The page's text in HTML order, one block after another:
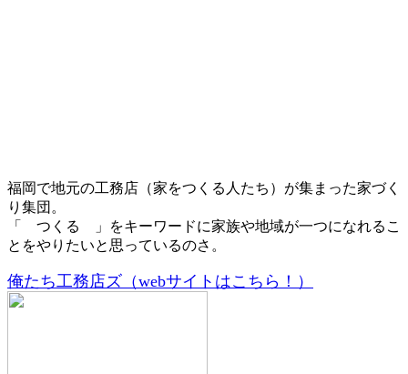
福岡で地元の工務店（家をつくる人たち）が集まった家づく
り集団。
「 つくる 」をキーワードに家族や地域が一つになれるこ
とをやりたいと思っているのさ。
俺たち工務店ズ（webサイトはこちら！）